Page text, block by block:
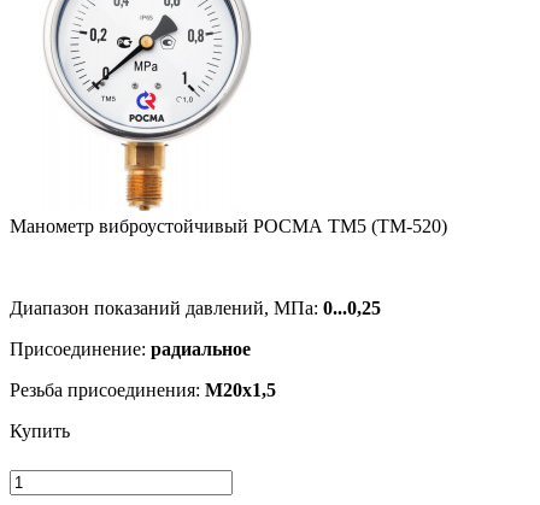
Манометр виб­ро­ус­той­чи­вый РОСМА ТМ5 (ТМ-520)
Диапазон показаний давлений, МПа: 0...0,25
Присоединение: радиальное
Резьба присоединения: M20x1,5
Купить